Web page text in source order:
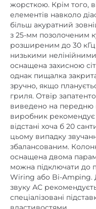
жорсткою. Крім того,
елементів навколо
більш акуратний
з 25-мм позолоченим
розширеним до 30 кГц
низькими
оснащена захисною
однак пищалка
зручно, якщо
гриля. Отвір
виведено на передню
виробник
відстані хоча б 20
цьому випадку
збалансованим.
оснащена двома
можна підключати до
Wiring або Bi-Amping.
звуку АС
спеціалізовані